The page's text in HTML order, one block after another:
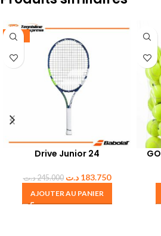
-25%
Drive Junior 24
245.000د.ت 183.750 د.ت
AJOUTER AU PANIER